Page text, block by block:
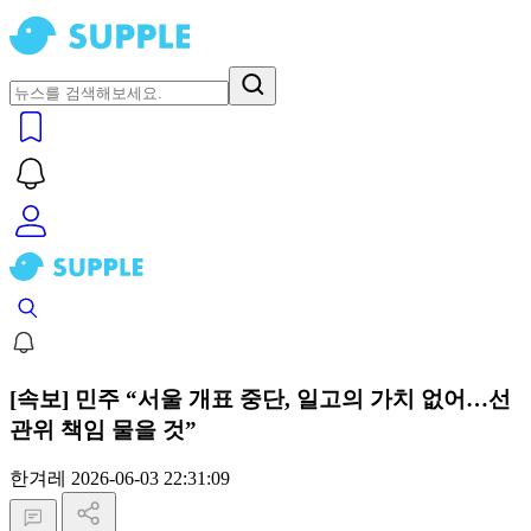
[속보] 민주 “서울 개표 중단, 일고의 가치 없어…선
관위 책임 물을 것”
한겨레 2026-06-03 22:31:09